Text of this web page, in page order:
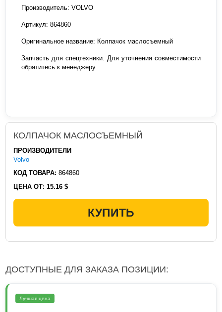
Производитель: VOLVO
Артикул: 864860
Оригинальное название: Колпачок маслосъемный
Запчасть для спецтехники. Для уточнения совместимости
обратитесь к менеджеру.
КОЛПАЧОК МАСЛОСЪЕМНЫЙ
ПРОИЗВОДИТЕЛИ
Volvo
КОД ТОВАРА: 864860
ЦЕНА ОТ: 15.16 $
КУПИТЬ
ДОСТУПНЫЕ ДЛЯ ЗАКАЗА ПОЗИЦИИ:
Лучшая цена